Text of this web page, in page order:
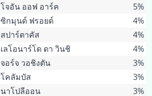
โจอัน ออฟ อาร์ค
5%
ซิกมุนด์ ฟรอยด์
4%
สปาร์ตาคัส
4%
เลโอนาร์โด ดา วินชิ
4%
จอร์จ วอชิงตัน
3%
โคลัมบัส
3%
นาโปลีออน 3%